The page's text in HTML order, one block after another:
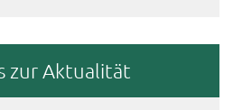
zur Ak­tua­li­tät